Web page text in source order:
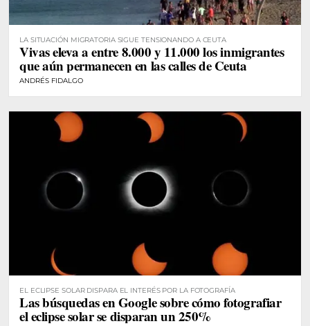
LA SITUACIÓN MIGRATORIA SIGUE TENSIONANDO A CEUTA
Vivas eleva a entre 8.000 y 11.000 los inmigrantes
que aún permanecen en las calles de Ceuta
ANDRÉS FIDALGO
EL ECLIPSE SOLAR DISPARA EL INTERÉS POR LA FOTOGRAFÍA
Las búsquedas en Google sobre cómo fotografiar
el eclipse solar se disparan un 250%